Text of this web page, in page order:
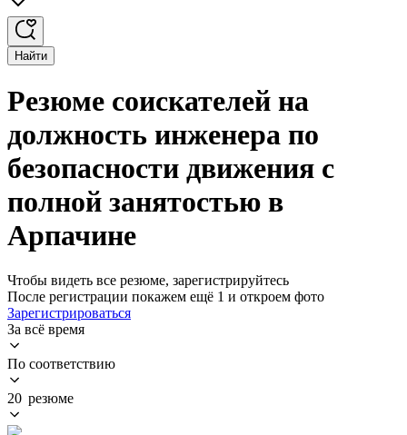
Найти
Резюме соискателей на
должность инженера по
безопасности движения с
полной занятостью в
Арпачине
Чтобы видеть все резюме, зарегистрируйтесь
После регистрации покажем ещё 1 и откроем фото
Зарегистрироваться
За всё время
По соответствию
20 резюме